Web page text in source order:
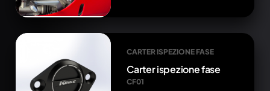
CARTER ISPEZIONE FASE
Carter ispezione fase
CF01